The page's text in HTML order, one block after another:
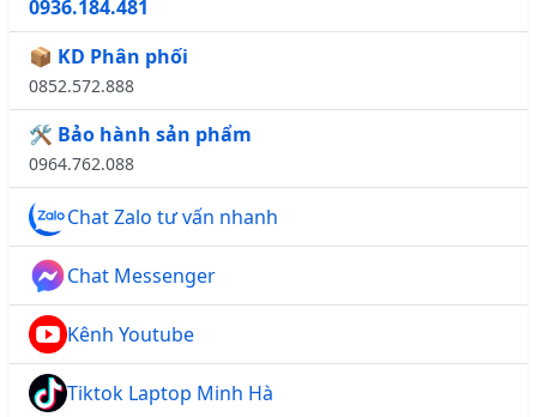
0936.184.481
📦 KD Phân phối
0852.572.888
🛠️ Bảo hành sản phẩm
0964.762.088
Chat Zalo tư vấn nhanh
Chat Messenger
Kênh Youtube
Tiktok Laptop Minh Hà